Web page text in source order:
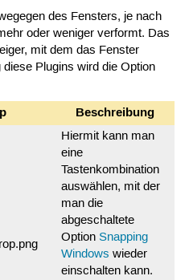
des Fensters, je nach
oder weniger verformt. Das
mit dem das Fenster
Plugins wird die Option
Beschreibung
Hiermit kann man
eine
Tastenkombination
auswählen, mit der
man die
abgeschaltete
OptionSnapping
Windows wieder
einschalten kann.